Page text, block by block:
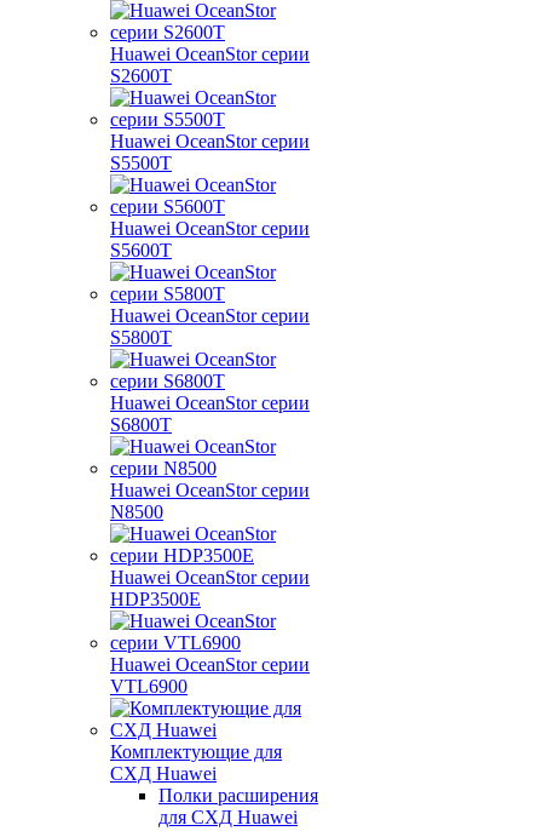
Huawei OceanStor серии
S2600T
Huawei OceanStor серии
S5500T
Huawei OceanStor серии
S5600T
Huawei OceanStor серии
S5800T
Huawei OceanStor серии
S6800T
Huawei OceanStor серии
N8500
Huawei OceanStor серии
HDP3500E
Huawei OceanStor серии
VTL6900
Комплектующие для
СХД Huawei
Полки расширения
для СХД Huawei